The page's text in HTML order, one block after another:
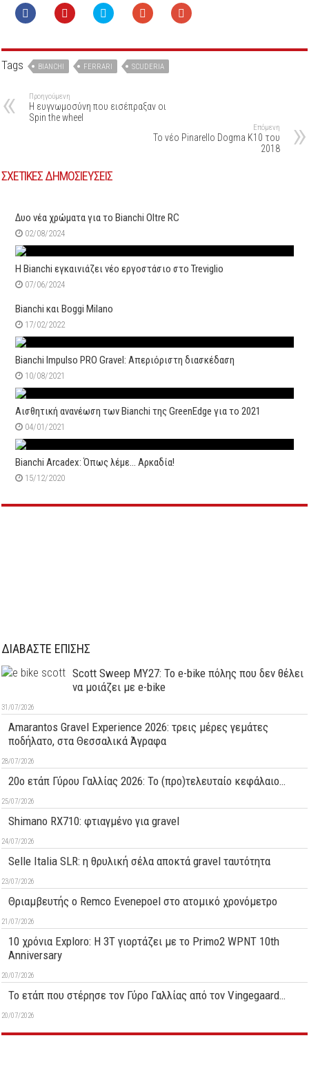
Tags BIANCHI FERRARI SCUDERIA
Προηγούμενη
Η ευγνωμοσύνη που εισέπραξαν οι
Spin the wheel
Επόμενη
Το νέο Pinarello Dogma K10 του
2018
ΣΧΕΤΙΚΕΣ ΔΗΜΟΣΙΕΥΣΕΙΣ
Δυο νέα χρώματα για το Bianchi Oltre RC
02/08/2024
H Bianchi εγκαινιάζει νέο εργοστάσιο στο Treviglio
07/06/2024
Bianchi και Boggi Milano
17/02/2022
Bianchi Impulso PRO Gravel: Απεριόριστη διασκέδαση
10/08/2021
Αισθητική ανανέωση των Bianchi της GreenEdge για το 2021
04/01/2021
Bianchi Arcadex: Όπως λέμε… Αρκαδία!
15/12/2020
ΔΙΑΒΑΣΤΕ ΕΠΙΣΗΣ
Scott Sweep MY27: Το e-bike πόλης που δεν θέλει
να μοιάζει με e-bike
31/07/2026
Amarantos Gravel Experience 2026: τρεις μέρες γεμάτες
ποδήλατο, στα Θεσσαλικά Άγραφα
28/07/2026
20ο ετάπ Γύρου Γαλλίας 2026: Το (προ)τελευταίο κεφάλαιο…
25/07/2026
Shimano RX710: φτιαγμένο για gravel
24/07/2026
Selle Italia SLR: η θρυλική σέλα αποκτά gravel ταυτότητα
23/07/2026
Θριαμβευτής ο Remco Evenepoel στο ατομικό χρονόμετρο
21/07/2026
10 χρόνια Exploro: Η 3T γιορτάζει με το Primo2 WPNT 10th
Anniversary
20/07/2026
Το ετάπ που στέρησε τον Γύρο Γαλλίας από τον Vingegaard…
20/07/2026